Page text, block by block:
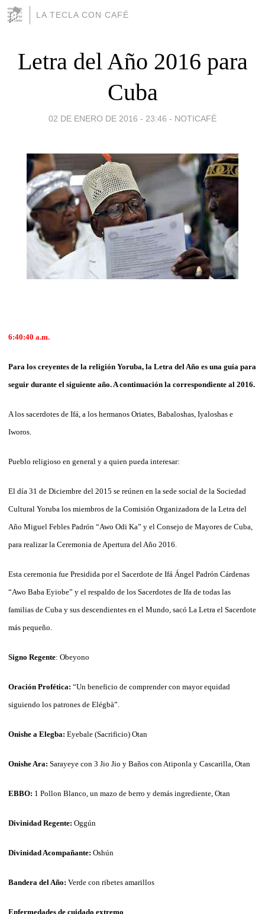
LA TECLA CON CAFÉ
Letra del Año 2016 para
Cuba
02 DE ENERO DE 2016 - 23:46 - NOTICAFÉ
6:40:40 a.m.
Para los creyentes de la religión Yoruba, la Letra del Año es una guía para
seguir durante el siguiente año. A continuación la correspondiente al 2016.
A los sacerdotes de Ifá, a los hermanos Oriates, Babaloshas, Iyaloshas e
Iworos.
Pueblo religioso en general y a quien pueda interesar:
El día 31 de Diciembre del 2015 se reúnen en la sede social de la Sociedad
Cultural Yoruba los miembros de la Comisión Organizadora de la Letra del
Año Miguel Febles Padrón “Awo Odi Ka” y el Consejo de Mayores de Cuba,
para realizar la Ceremonia de Apertura del Año 2016.
Esta ceremonia fue Presidida por el Sacerdote de Ifá Ángel Padrón Cárdenas
“Awo Baba Eyiobe” y el respaldo de los Sacerdotes de Ifa de todas las
familias de Cuba y sus descendientes en el Mundo, sacó La Letra el Sacerdote
más pequeño.
Signo Regente: Obeyono
Oración Profética: “Un beneficio de comprender con mayor equidad
siguiendo los patrones de Elégbà”.
Onishe a Elegba: Eyebale (Sacrificio) Otan
Onishe Ara: Sarayeye con 3 Jio Jio y Baños con Atiponla y Cascarilla, Otan
EBBO: 1 Pollon Blanco, un mazo de berro y demás ingrediente, Otan
Divinidad Regente: Oggún
Divinidad Acompañante: Oshún
Bandera del Año: Verde con ribetes amarillos
Enfermedades de cuidado extremo